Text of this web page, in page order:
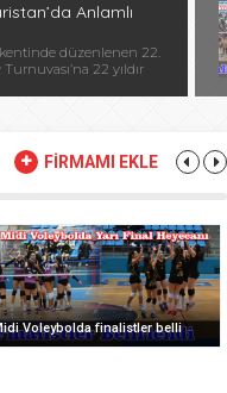
Anlamlı
kentinde düzenlenen 22.
22 yıldır
ve Dünya
Stanka Zlateva
FİRMAMI EKLE
Voleybolda finalistler belli